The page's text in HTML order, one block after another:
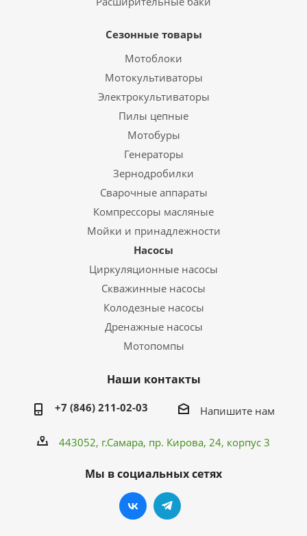
Сезонные товары
Мотоблоки
Мотокультиваторы
Электрокультиваторы
Пилы цепные
Мотобуры
Генераторы
Зернодробилки
Сварочные аппараты
Компрессоры масляные
Мойки и принадлежности
Насосы
Циркуляционные насосы
Скважинные насосы
Колодезные насосы
Дренажные насосы
Мотопомпы
Наши контакты
+7 (846) 211-02-03 Напишите нам
443052, г.Самара, пр. Кирова, 24, корпус 3
Мы в социальных сетях